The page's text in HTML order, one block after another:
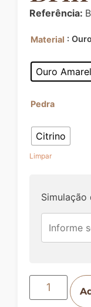
Referência:
Material :
Ouro
Pedra
Citrino
Limpar